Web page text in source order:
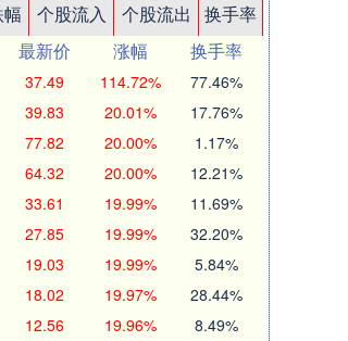
个股流入 个股流出
换手率
最新价 涨幅
换手率
37.49 114.72% 77.46%
39.83 20.01% 17.76%
77.82 20.00% 1.17%
64.32 20.00% 12.21%
33.61 19.99% 11.69%
27.85 19.99% 32.20%
19.03 19.99% 5.84%
18.02 19.97% 28.44%
12.56 19.96% 8.49%